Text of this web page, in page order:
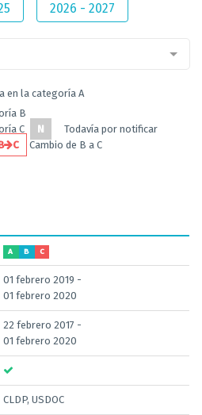
2026 - 2027
en la categoría A
B
C N
Todavía por notificar
C
Cambio de B a C
A B C
01 febrero 2019 -
01 febrero 2020
22 febrero 2017 -
01 febrero 2020
CLDP, USDOC